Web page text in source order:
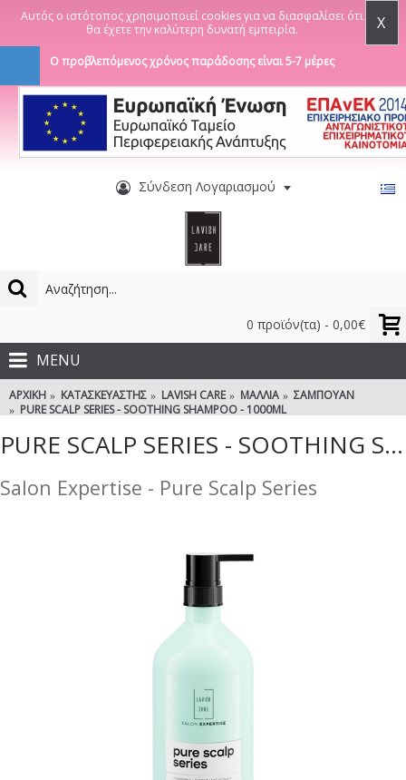
Αυτός ο ιστότοπος χρησιμοποιεί cookies για να διασφαλίσει ότι
θα έχετε την καλύτερη δυνατή εμπειρία.
X
Ο προβλεπόμενος χρόνος παράδοσης είναι 5-7 μέρες
Σύνδεση Λογαριασμού
0 προϊόν(τα) - 0,00€
MENU
ΑΡΧΙΚΉ ΚΑΤΑΣΚΕΥΑΣΤΉΣ LAVISH CARE ΜΑΛΛΙΆ
ΣΑΜΠΟΥΆΝ
PURE SCALP SERIES - SOOTHING SHAMPOO - 1000ML
PURE SCALP SERIES - SOOTHING SHAMPOO - 1000ML
Salon Expertise - Pure Scalp Series